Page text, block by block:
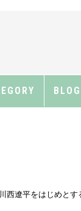
BLOG
遼平をはじめと